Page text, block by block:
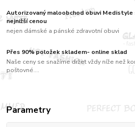
Autorizovaný maloobchod obuvi Medistyle
nejnižší cenou
nejen dámské a pánské zdravotní obuvi
Přes 90% položek skladem- online sklad
Naše ceny se snažíme držet vždy níže než
poštovné....
Parametry